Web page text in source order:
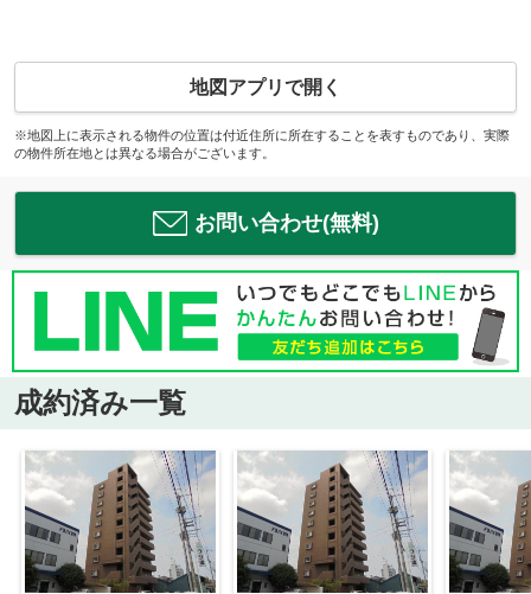
地図アプリで開く
※地図上に表示される物件の位置は付近住所に所在することを表すものであり、実際
の物件所在地とは異なる場合がございます。
お問い合わせ(無料)
成約済み一覧